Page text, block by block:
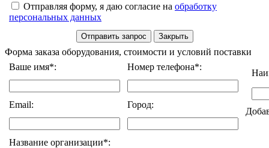
Отправляя форму, я даю согласие на обработку
персональных данных
Форма заказа оборудования, стоимости и условий поставки
Ваше имя*:
Номер телефона*:
Email: Город:
Название организации*: